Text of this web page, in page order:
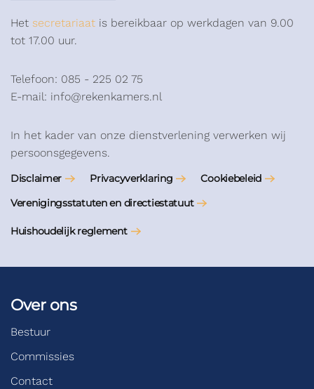
Het secretariaat is bereikbaar op werkdagen van 9.00
tot 17.00 uur.
Telefoon: 085 - 225 02 75
E-mail: info@rekenkamers.nl
In het kader van onze dienstverlening verwerken wij
persoonsgegevens.
Disclaimer Privacyverklaring
Cookiebeleid
Verenigingsstatuten en directiestatuut
Huishoudelijk reglement
Over ons
Bestuur
Commissies
Contact